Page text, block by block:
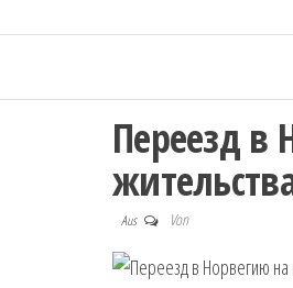
Переезд в
Aus Von